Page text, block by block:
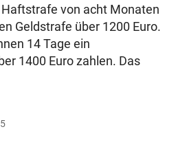
von acht Monaten
Geldstrafe über 1200 Euro.
14 Tage ein
1400 Euro zahlen. Das